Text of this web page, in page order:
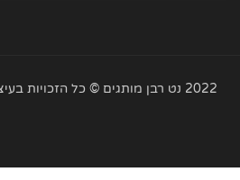
2022 נט רבן מותגים © כל הזכויות בעיצוב האתר ובתוכנו שמורות